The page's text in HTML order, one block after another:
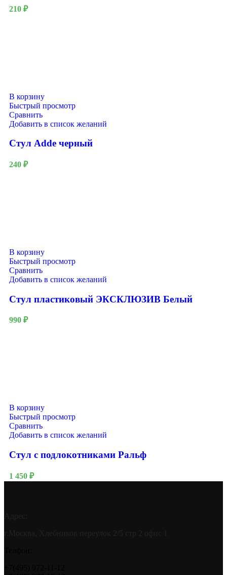
210 ₽
В корзину
Быстрый просмотр
Сравнить
Добавить в список желаний
Стул Adde черный
240 ₽
В корзину
Быстрый просмотр
Сравнить
Добавить в список желаний
Стул пластиковый ЭКСКЛЮЗИВ Белый
990 ₽
В корзину
Быстрый просмотр
Сравнить
Добавить в список желаний
Стул с подлокотниками Ральф
1 450 ₽